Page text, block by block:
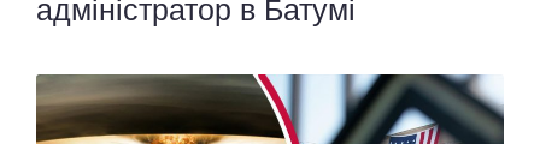
адміністратор в Батумі